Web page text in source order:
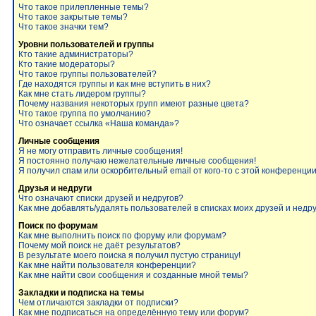
Что такое прилепленные темы?
Что такое закрытые темы?
Что такое значки тем?
Уровни пользователей и группы
Кто такие администраторы?
Кто такие модераторы?
Что такое группы пользователей?
Где находятся группы и как мне вступить в них?
Как мне стать лидером группы?
Почему названия некоторых групп имеют разные цвета?
Что такое группа по умолчанию?
Что означает ссылка «Наша команда»?
Личные сообщения
Я не могу отправить личные сообщения!
Я постоянно получаю нежелательные личные сообщения!
Я получил спам или оскорбительный email от кого-то с этой
Друзья и недруги
Что означают списки друзей и недругов?
Как мне добавлять/удалять пользователей в списках моих друзей и
Поиск по форумам
Как мне выполнить поиск по форуму или форумам?
Почему мой поиск не даёт результатов?
В результате моего поиска я получил пустую страницу!
Как мне найти пользователя конференции?
Как мне найти свои сообщения и созданные мной темы?
Закладки и подписка на темы
Чем отличаются закладки от подписки?
Как мне подписаться на определённую тему или форум?